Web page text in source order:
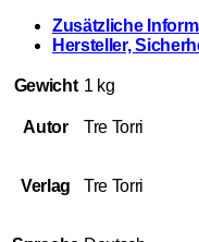
Zusätzliche
Hersteller,
Gewicht 1 kg
Autor Tre Torri
Verlag Tre Torri